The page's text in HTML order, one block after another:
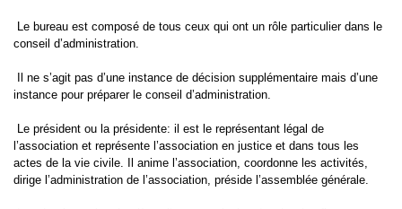
Le bureau est composé de tous ceux qui ont un rôle particulier dans le
conseil d’administration.
Il ne s’agit pas d’une instance de décision supplémentaire mais d’une
instance pour préparer le conseil d’administration.
Le président ou la présidente: il est le représentant légal de
l’association et représente l’association en justice et dans tous les
actes de la vie civile. Il anime l’association, coordonne les activités,
dirige l’administration de l’association, préside l’assemblée générale.